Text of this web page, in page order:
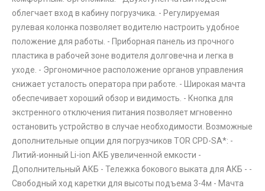
облегчает вход в кабину погрузчика. - Регулируемая
рулевая колонка позволяет водителю настроить удобное
положение для работы. - Приборная панель из прочного
пластика в рабочей зоне водителя долговечна и легка в
уходе. - Эргономичное расположение органов управления
снижает усталость оператора при работе. - Широкая мачта
обеспечивает хороший обзор и видимость. - Кнопка для
экстренного отключения питания позволяет мгновенно
остановить устройство в случае необходимости. Возможные
дополнительные опции для погрузчиков TOR CPD-SA*: -
Литий-ионный Li-ion АКБ увеличенной емкости -
Дополнительный АКБ - Тележка бокового выката для АКБ - -
Свободный ход каретки для высоты подъема 3-4м - Мачта